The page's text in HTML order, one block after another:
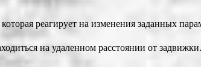
реагирует на изменения заданных
на удаленном расстоянии от задвижки.